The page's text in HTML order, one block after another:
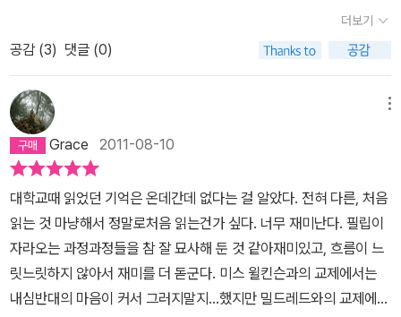
나 들여다보고 있는 걸 상상할 수 없네. (…) 왜 파리에 가서 미술공부
를 하지 않나? 난 늘 자네가 그쪽에 소질이 있다고 생각했네.-------
--- <인간의 굴레에서 1>, 279~280쪽. ---------- 이 편지를 받
고 필립은 생각에 잠겼다. 이 권고는 묘하게도 필립이 한동안 마음
속으로 막연히 타진해 보았던 가능성과 완전히 맞아떨어지고 말았다.
(…) 다들 그에게 (그림을 그리는) 재능이 있다고 했다. ---------- <
인간의 굴레에서 1>, 280쪽. ---------- 게다가 필립에겐 그림에
대한 열정이 있었다. 필립은 일을 그만두고 파리로 가서 화가가 되기
로 한다. 케어리 씨 내외(백부 내외)는 화가가 되겠다는 필립의 생각
에 충격을 감추지 않았다. 아버지 어머니가 모두 신사 집안이셨다는
것을 잊어선 안 된다, 그림 그리는 일이 어찌 버젓한 직업이겠느냐, 세
상 제멋대로 사는 사람들이나 택하는, 남 부끄럽고, 부도덕한 직업이
대부분 생활고에 시달리는 것을 보고 의사가 되기로 마음먹고 다시
런던으로 간다. 그간 만난 여자들 중 밀드레드는 그의 인생을 좌지우
게 되고 증권으로 돈을 날린 그는 급기야 노숙자 신세가 되기까지 한
다. 하지만 인생에는 어둠만 있으라는 법이 없다. 그가 다른 사람들
을 돕듯 그를 도와주는 사람들도 있어 다시 일어설 힘을 얻게 되고, 주
변의 사람들이 하나둘 죽어가는 것을 보며 인생의 고통으로부터 달관
하게 된다. 돈과 명예, 여자, 종교. 이러한 굴레들로부터 자유를 찾아
나가는 필립을 보며 우리의 인생을 반추하게 된다. 그가 만난 수많은
사람들은 그를 스쳐 지나며 필립에게 크고 작은 영향을 미치는 것처
럼 우리가 만나고 헤어지는 사람들을 통해 지금의 나, 그리고 미래의
내가 될 것이다. 교야 작가의 삶을 모티프로 시작되어 뒤로 갈수록
출생 했다8세때 어머니ㅡ 10세때 아버지를 잃고 영국으로 건너가 성
공회 사제로 일하는 삼촌의 보호하래 성장하였으며, 15세때 부터 글
을쓰고, 그후 의학공부를 하면서도 계속 습작을 했었는데나중에는 의
사직을 포기하고 전문적인 작가의 길을 걷는다 대중적인기를 끌었으
나, 평론가나 다른 작가로부터는 높은 평가를 받지는 못했다고는 하
나,서민의 삶을 작품속에 잘 녹여냈으며, 일단 작품성도 있고 재미도
있단는 점에서 그의 작품들이고전에 들어가는것이 절대 무리가 아니
라는 점이다 인간의 굴레는 자전적 적 소설이며, 많은 부분이 작가의
자전적 부분과 일치 하며, 예를 들어 주인공 필립이 9세에 고아가되
며, 사제인 백부 손에서 양육되고 , 기독교 스쿨에 들어가고, 왼쪽발이
틀어진 불구 여서 늘 이부분을 의식하며 살게 되므로 이 핸디캡이 컴
플렉스로 작용해서 대인관계에도 어려움을 겪게된다.하지만 ,오히려
더보기
공감 (3) 댓글 (0)
Grace 2011-08-10
대학교때 읽었던 기억은 온데간데 없다는 걸 알았다. 전혀 다른, 처음
읽는 것 마냥해서 정말로처음 읽는건가 싶다. 너무 재미난다. 필립이
자라오는 과정과정들을 참 잘 묘사해 둔 것 같아재미있고, 흐름이 느
릿느릿하지 않아서 재미를 더 돋군다. 미스 윌킨슨과의 교제에서는
내심반대의 마음이 커서 그러지말지...했지만 밀드레드와의 교제에서